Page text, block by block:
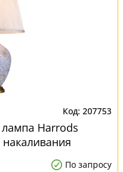
207753
Harrods
По запросу